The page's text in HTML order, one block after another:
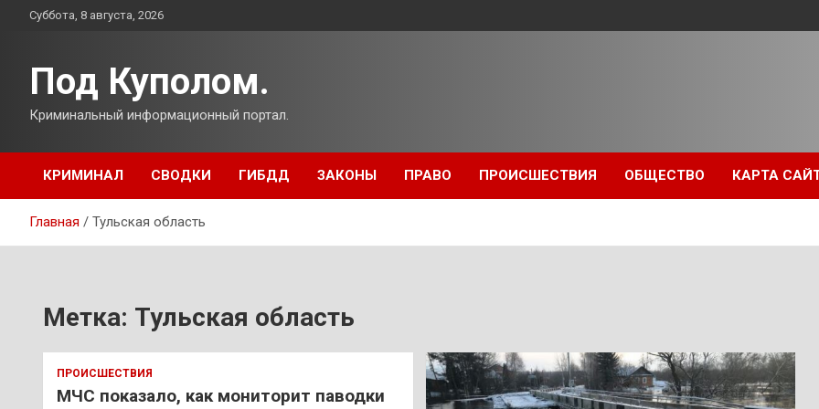
ПерейтиСуббота, 8 августа, 2026
Под Куполом.
Криминальный информационный портал.
КРИМИНАЛ СВОДКИ ГИБДД ЗАКОНЫ ПРАВО ПРОИСШЕСТВИЯ ОБЩЕСТВО КАРТА
Главная Тульская область
Метка: Тульская область
ПРОИСШЕСТВИЯ
МЧС показало, как мониторит паводки